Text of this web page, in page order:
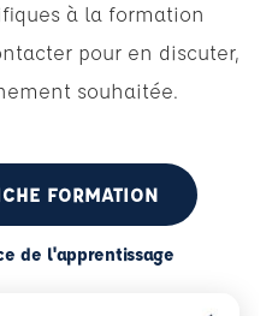
à la formation
pour en discuter,
souhaitée.
FORMATION
de l'apprentissage